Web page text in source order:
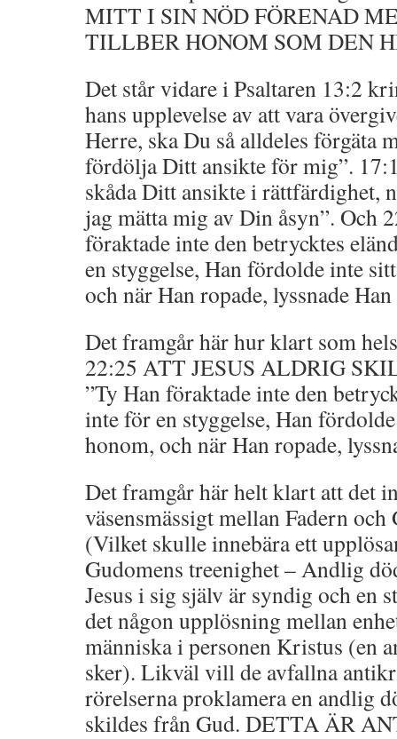
MITT I SIN NÖD FÖRENAD
TILLBER HONOM SOM DEN
Det står vidare i Psaltaren 13:2
hans upplevelse av att vara
Herre, ska Du så alldeles förgäta
fördölja Ditt ansikte för mig”.
skåda Ditt ansikte i rättfärdighet,
jag mätta mig av Din åsyn”. Och
föraktade inte den betrycktes
en styggelse, Han fördolde inte
och när Han ropade, lyssnade
Det framgår här hur klart som
22:25 ATT JESUS ALDRIG
”Ty Han föraktade inte den
inte för en styggelse, Han
honom, och när Han ropade,
Det framgår här helt klart att det
väsensmässigt mellan Fadern och
(Vilket skulle innebära ett
Gudomens treenighet – Andlig
Jesus i sig själv är syndig och en
det någon upplösning mellan
människa i personen Kristus (en
sker). Likväl vill de avfallna
rörelserna proklamera en andlig
skildes från Gud. DETTA ÄR